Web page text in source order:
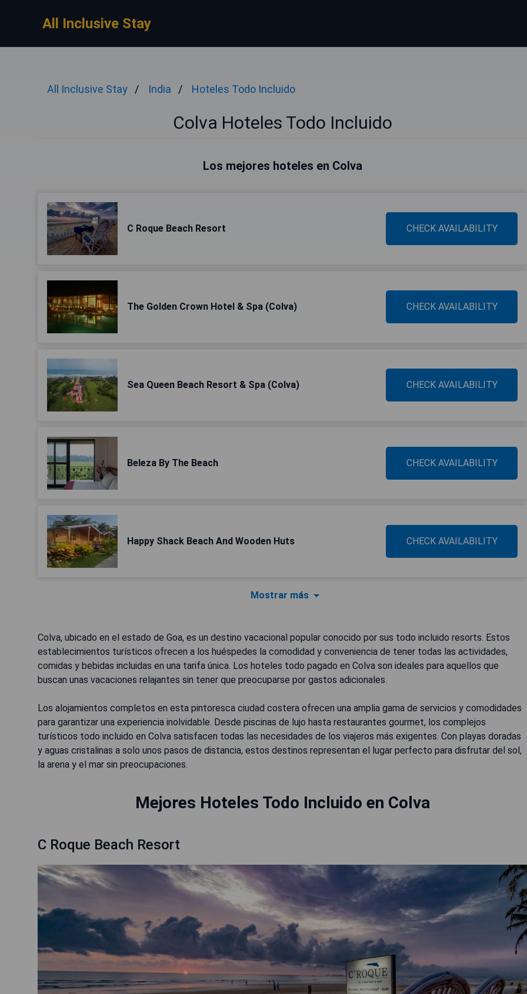
All Inclusive Stay
All Inclusive Stay India Hoteles Todo Incluido
Colva Hoteles Todo Incluido
Los mejores hoteles en Colva
C Roque Beach Resort CHECK AVAILABILITY
The Golden Crown Hotel & Spa (Colva) CHECK AVAILABILITY
Sea Queen Beach Resort & Spa (Colva) CHECK AVAILABILITY
Beleza By The Beach CHECK AVAILABILITY
Happy Shack Beach And Wooden Huts CHECK AVAILABILITY
Mostrar más
Colva, ubicado en el estado de Goa, es un destino vacacional popular conocido por sus todo incluido resorts. Estos
establecimientos turísticos ofrecen a los huéspedes la comodidad y conveniencia de tener todas las actividades,
comidas y bebidas incluidas en una tarifa única. Los hoteles todo pagado en Colva son ideales para aquellos que
buscan unas vacaciones relajantes sin tener que preocuparse por gastos adicionales.
Los alojamientos completos en esta pintoresca ciudad costera ofrecen una amplia gama de servicios y comodidades
para garantizar una experiencia inolvidable. Desde piscinas de lujo hasta restaurantes gourmet, los complejos
turísticos todo incluido en Colva satisfacen todas las necesidades de los viajeros más exigentes. Con playas doradas
y aguas cristalinas a solo unos pasos de distancia, estos destinos representan el lugar perfecto para disfrutar del sol,
la arena y el mar sin preocupaciones.
Mejores Hoteles Todo Incluido en Colva
C Roque Beach Resort